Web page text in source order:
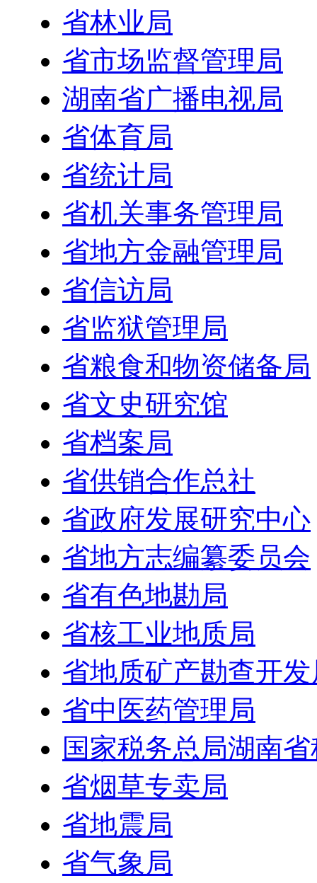
省林业局
省市场监督管理局
湖南省广播电视局
省体育局
省统计局
省机关事务管理局
省地方金融管理局
省信访局
省监狱管理局
省粮食和物资储备局
省文史研究馆
省档案局
省供销合作总社
省政府发展研究中心
省地方志编纂委员会
省有色地勘局
省核工业地质局
省地质矿产勘查开发
省中医药管理局
国家税务总局湖南
省烟草专卖局
省地震局
省气象局